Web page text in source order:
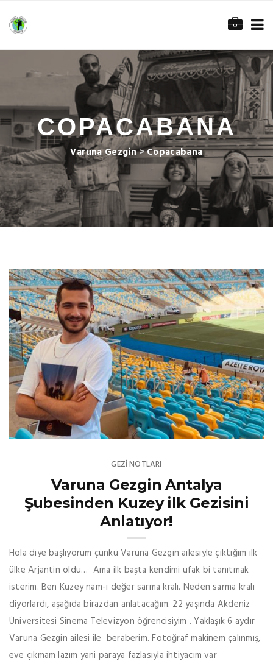
COPACABANA
Varuna Gezgin>Copacabana
GEZI NOTLARI
Varuna Gezgin Antalya
Şubesinden Kuzey ilk Gezisini
Anlatıyor!
Hola diye başlıyorum çünkü Varuna Gezgin ailesiyle çıktığım ilk
ülke Arjantin oldu… Ama ilk başta kendimi ufak bi tanıtmak
isterim. Ben Kuzey nam-ı değer sarma kralı. Neden sarma kralı
diyorlardı, aşağıda birazdan anlatacağım. 22 yaşında Akdeniz
Üniversitesi Sinema Televizyon öğrencisiyim . Yaklaşık 6 aydır
Varuna Gezgin ailesi ile beraberim. Fotoğraf makinem çalınmış,
eve çıkmam lazım yani paraya fazlasıyla ihtiyacım var